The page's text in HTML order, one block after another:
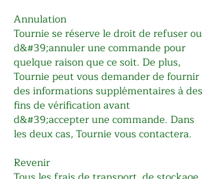
Annulation
Tournie se réserve le droit de refuser ou
d&#39;annuler une commande pour
quelque raison que ce soit. De plus,
Tournie peut vous demander de fournir
des informations supplémentaires à des
fins de vérification avant
d&#39;accepter une commande. Dans
les deux cas, Tournie vous contactera.
Revenir